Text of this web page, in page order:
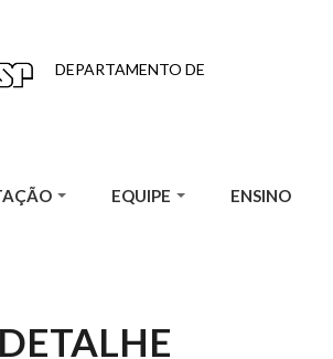
DEPARTAMENTO DE
EQUIPE ENSINO